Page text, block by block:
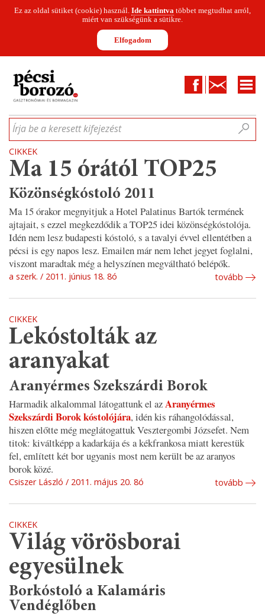
Ez az oldal sütiket (cookie) használ. Ide kattintva többet megtudhat arról,
miért van szükségünk a sütikre.
Elfogadom
FacebookKapcsolat
CIKKEKHÍREKINFOGRAFIKÁKMUNKATÁRSAKWINESOFA
Írja be a keresett kifejezést
CIKKEK
Ma 15 órától TOP25
Közönségkóstoló 2011
Ma 15 órakor megnyitjuk a Hotel Palatinus Bartók termének
ajtajait, s ezzel megkezdődik a TOP25 idei közönségkóstolója.
Idén nem lesz budapesti kóstoló, s a tavalyi évvel ellentétben a
pécsi is egy napos lesz. Emailen már nem lehet jegyet foglalni,
viszont maradtak még a helyszínen megváltható belépők.
a szerk. 2011. június 18. 8ó tovább
CIKKEK
Lekóstolták az
aranyakat
Aranyérmes Szekszárdi Borok
Harmadik alkalommal látogattunk el azAranyérmes
Szekszárdi Borok kóstolójára, idén kis ráhangolódással,
hiszen előtte még meglátogattuk Vesztergombi Józsefet. Nem
titok: kiváltképp a kadarkája és a kékfrankosa miatt kerestük
fel, említett két bor ugyanis most nem került be az aranyos
borok közé.
Csiszer László 2011. május 20. 8ó tovább
CIKKEK
Világ vörösborai
egyesülnek
Borkóstoló a Kalamáris
Vendéglőben